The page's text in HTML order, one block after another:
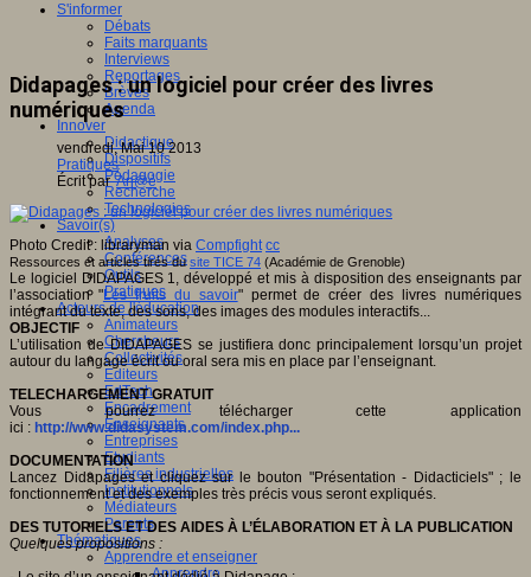
S'informer
Débats
Faits marquants
Interviews
Reportages
Brèves
Agenda
Innover
Didactique
Dispositifs
Pédagogie
Recherche
Technologies
Savoir(s)
Analyses
Conférences
Outils
Pratiques
Acteurs de l'éducation
Animateurs
Chercheurs
Collectivités
Editeurs
EdTech
Encadrement
Enseignants
Entreprises
Etudiants
Filières industrielles
Institutionnels
Médiateurs
Parents
Thématiques
Apprendre et enseigner
Apprendre
Didapages : un logiciel pour créer des livres
numériques
vendredi, Mai 10 2013
Pratiques
Écrit parAn@é
Photo Credit : libraryman via Compfight cc
Ressources et articles tirés dusite TICE 74 (Académie de Grenoble)
Le logiciel DIDAPAGES 1, développé et mis à disposition des enseignants par
l’association "Les fruits du savoir" permet de créer des livres numériques
intégrant du texte, des sons, des images des modules interactifs...
OBJECTIF
L’utilisation de DIDAPAGES se justifiera donc principalement lorsqu’un projet
autour du langage écrit ou oral sera mis en place par l’enseignant.
TELECHARGEMENT GRATUIT
Vous pourrez télécharger cette application
ici : http://www.didasystem.com/index.php...
DOCUMENTATION
Lancez Didapages et cliquez sur le bouton "Présentation - Didacticiels" ; le
fonctionnement et des exemples très précis vous seront expliqués.
DES TUTORIELS ET DES AIDES À L’ÉLABORATION ET À LA PUBLICATION
Quelques propositions :